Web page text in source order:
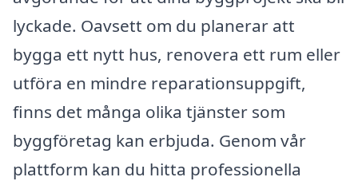
lyckade. Oavsett om du planerar att
bygga ett nytt hus, renovera ett rum eller
utföra en mindre reparationsuppgift,
finns det många olika tjänster som
byggföretag kan erbjuda. Genom vår
plattform kan du hitta professionella